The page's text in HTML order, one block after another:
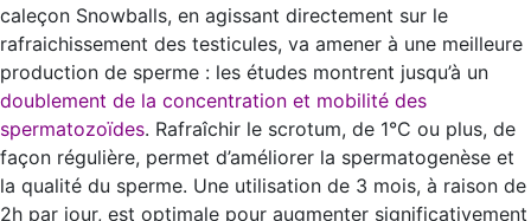
caleçon Snowballs, en agissant directement sur le
rafraichissement des testicules, va amener à une meilleure
production de sperme : les études montrent jusqu’à un
doublement de la concentration et mobilité des
spermatozoïdes. Rafraîchir le scrotum, de 1°C ou plus, de
façon régulière, permet d’améliorer la spermatogenèse et
la qualité du sperme. Une utilisation de 3 mois, à raison de
2h par jour, est optimale pour augmenter significativement